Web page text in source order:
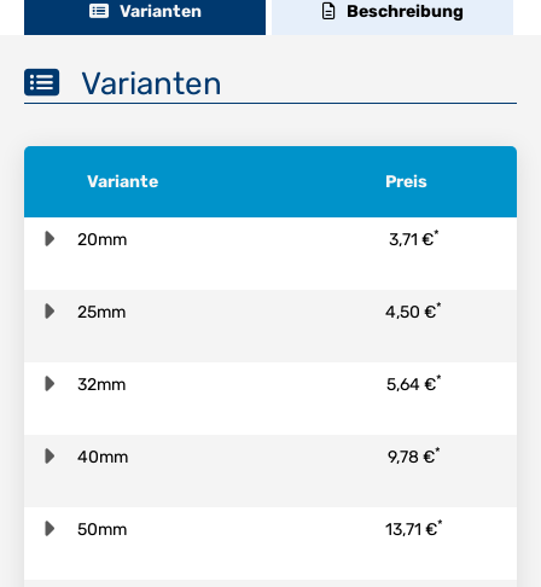
Varianten Beschreibung
Varianten
Variante Preis
20mm 3,71 €*
25mm 4,50 €*
32mm 5,64 €*
40mm 9,78 €*
50mm 13,71 €*